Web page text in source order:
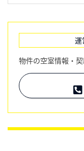
運
物件の空室情報・